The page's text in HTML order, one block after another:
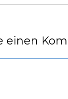
einen